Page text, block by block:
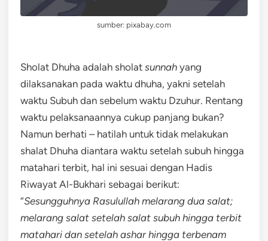
sumber: pixabay.com
Sholat Dhuha adalah sholat sunnah yang
dilaksanakan pada waktu dhuha, yakni setelah
waktu Subuh dan sebelum waktu Dzuhur. Rentang
waktu pelaksanaannya cukup panjang bukan?
Namun berhati – hatilah untuk tidak melakukan
shalat Dhuha diantara waktu setelah subuh hingga
matahari terbit, hal ini sesuai dengan Hadis
Riwayat Al-Bukhari sebagai berikut:
“Sesungguhnya Rasulullah melarang dua salat;
melarang salat setelah salat subuh hingga terbit
matahari dan setelah ashar hingga terbenam